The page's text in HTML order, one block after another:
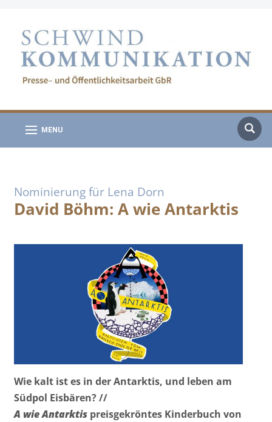
MENU
Nominierung für Lena Dorn
David Böhm: A wie Antarktis
Wie kalt ist es in der Antarktis, und leben am
Südpol Eisbären? //
A wie Antarktis preisgekröntes Kinderbuch von